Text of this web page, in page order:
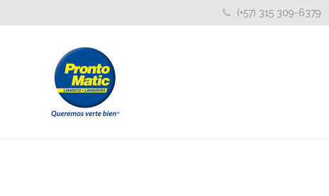
(+57) 315 309-6379